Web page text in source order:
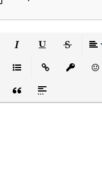
Вставка скрытого
Вставка цитаты
Вставка